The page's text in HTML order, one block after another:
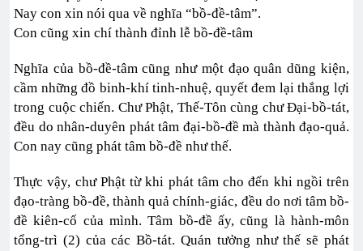
Nay con xin nói qua về nghĩa “bồ-đề-tâm”.
Con cũng xin chí thành đỉnh lễ bồ-đề-tâm
Nghĩa của bồ-đề-tâm cũng như một đạo quân dũng kiện,
cầm những đồ binh-khí tinh-nhuệ, quyết đem lại thắng lợi
trong cuộc chiến. Chư Phật, Thế-Tôn cùng chư Đại-bồ-tát,
đều do nhân-duyên phát tâm đại-bồ-đề mà thành đạo-quả.
Con nay cũng phát tâm bồ-đề như thế.
Thực vậy, chư Phật từ khi phát tâm cho đến khi ngồi trên
đạo-tràng bồ-đề, thành quả chính-giác, đều do nơi tâm bồ-
đề kiên-cố của mình. Tâm bồ-đề ấy, cũng là hành-môn
tổng-trì (2) của các Bồ-tát. Quán tưởng như thế sẽ phát